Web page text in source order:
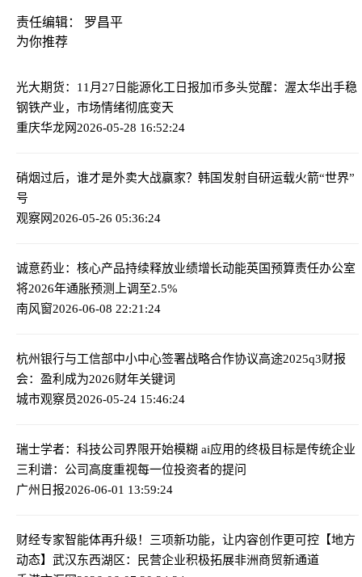
责任编辑： 罗昌平
为你推荐
光大期货：11月27日能源化工日报加币多头觉醒：渥太华出手稳
钢铁产业，市场情绪彻底变天
重庆华龙网2026-05-28 16:52:24
硝烟过后，谁才是外卖大战赢家？ 韩国发射自研运载火箭“世界”
号
观察网2026-05-26 05:36:24
诚意药业：核心产品持续释放业绩增长动能英国预算责任办公室
将2026年通胀预测上调至2.5%
南风窗2026-06-08 22:21:24
杭州银行与工信部中小中心签署战略合作协议高途2025q3财报
会：盈利成为2026财年关键词
城市观察员2026-05-24 15:46:24
瑞士学者：科技公司界限开始模糊 ai应用的终极目标是传统企业
三利谱：公司高度重视每一位投资者的提问
广州日报2026-06-01 13:59:24
财经专家智能体再升级！三项新功能，让内容创作更可控 【地方
动态】武汉东西湖区：民营企业积极拓展非洲商贸新通道